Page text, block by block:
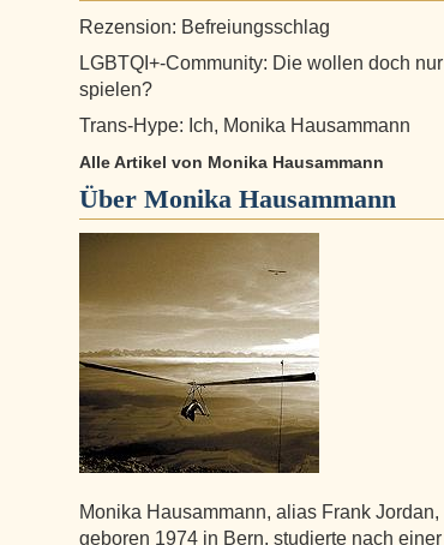
Rezension: Befreiungsschlag
LGBTQI+-Community: Die wollen doch nur
spielen?
Trans-Hype: Ich, Monika Hausammann
Alle Artikel von Monika Hausammann
Über Monika Hausammann
Monika Hausammann, alias Frank Jordan,
geboren 1974 in Bern, studierte nach einer